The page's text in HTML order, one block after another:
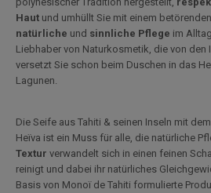
Haut und umhüllt Sie mit einem
natürliche und sinnliche Pflege im
Liebhaber von Naturkosmetik, die von den
versetzt Sie schon beim Duschen in das
Lagunen.
Die Seife aus Tahiti & seinen Inseln mit
Heïva ist ein Muss für alle, die natürliche
Textur verwandelt sich in einen feinen
reinigt und dabei ihr natürliches
Basis von Monoï de Tahiti formulierte